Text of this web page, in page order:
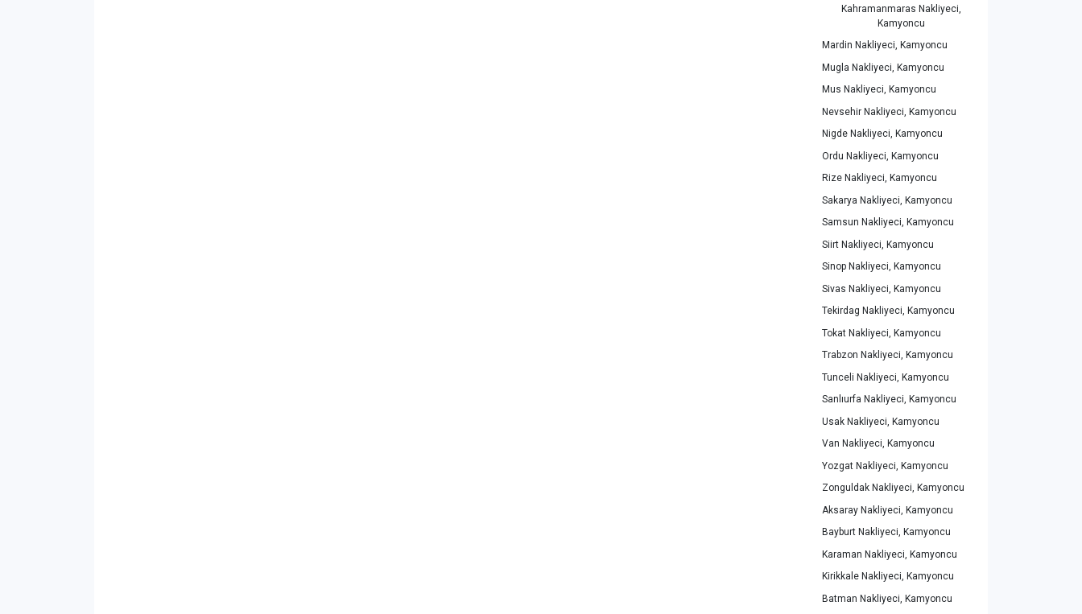
Kahramanmaras Nakliyeci,
Kamyoncu
Mardin Nakliyeci, Kamyoncu
Mugla Nakliyeci, Kamyoncu
Mus Nakliyeci, Kamyoncu
Nevsehir Nakliyeci, Kamyoncu
Nigde Nakliyeci, Kamyoncu
Ordu Nakliyeci, Kamyoncu
Rize Nakliyeci, Kamyoncu
Sakarya Nakliyeci, Kamyoncu
Samsun Nakliyeci, Kamyoncu
Siirt Nakliyeci, Kamyoncu
Sinop Nakliyeci, Kamyoncu
Sivas Nakliyeci, Kamyoncu
Tekirdag Nakliyeci, Kamyoncu
Tokat Nakliyeci, Kamyoncu
Trabzon Nakliyeci, Kamyoncu
Tunceli Nakliyeci, Kamyoncu
Sanlıurfa Nakliyeci, Kamyoncu
Usak Nakliyeci, Kamyoncu
Van Nakliyeci, Kamyoncu
Yozgat Nakliyeci, Kamyoncu
Zonguldak Nakliyeci, Kamyoncu
Aksaray Nakliyeci, Kamyoncu
Bayburt Nakliyeci, Kamyoncu
Karaman Nakliyeci, Kamyoncu
Kirikkale Nakliyeci, Kamyoncu
Batman Nakliyeci, Kamyoncu